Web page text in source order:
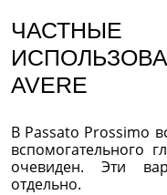
AVERE
В Passato Prossimo
вспомогательного
очевиден. Эти
отдельно.